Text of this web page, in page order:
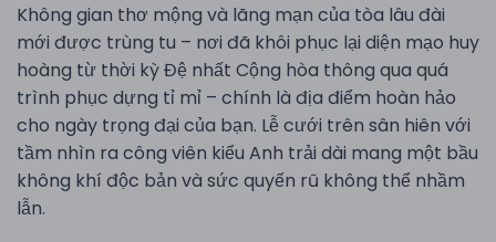
Không gian thơ mộng và lãng mạn của tòa lâu đài
mới được trùng tu – nơi đã khôi phục lại diện mạo huy
hoàng từ thời kỳ Đệ nhất Cộng hòa thông qua quá
trình phục dựng tỉ mỉ – chính là địa điểm hoàn hảo
cho ngày trọng đại của bạn. Lễ cưới trên sân hiên với
tầm nhìn ra công viên kiểu Anh trải dài mang một bầu
không khí độc bản và sức quyến rũ không thể nhầm
lẫn.